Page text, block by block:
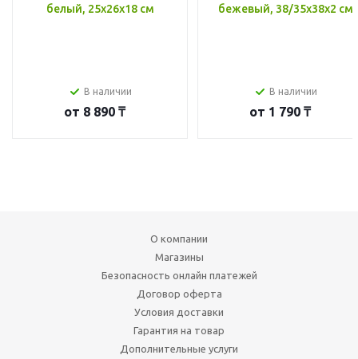
белый, 25x26x18 см
В наличии
от 8 890 ₸
бежевый, 38/35x38x2 см
В наличии
от 1 790 ₸
О компании
Магазины
Безопасность онлайн платежей
Договор оферта
Условия доставки
Гарантия на товар
Дополнительные услуги